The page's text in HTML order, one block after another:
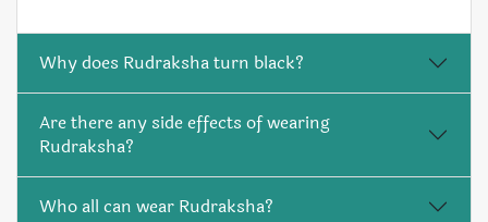
Why does Rudraksha turn black?
Are there any side effects of wearing
Rudraksha?
Who all can wear Rudraksha?